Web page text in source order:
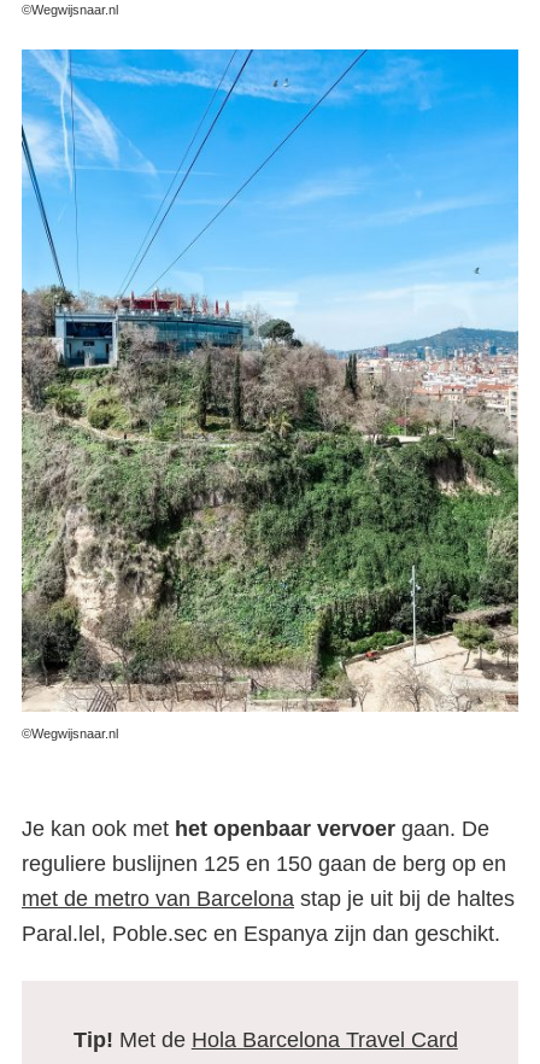
©Wegwijsnaar.nl
©Wegwijsnaar.nl
Je kan ook met het openbaar vervoer gaan. De
reguliere buslijnen 125 en 150 gaan de berg op en
met de metro van Barcelona stap je uit bij de haltes
Paral.lel, Poble.sec en Espanya zijn dan geschikt.
Tip! Met de Hola Barcelona Travel Card